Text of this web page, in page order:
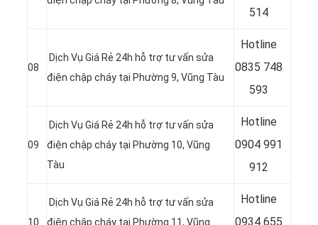
514
08
Dịch Vụ Giá Rẻ 24h hỗ trợ tư vấn sửa
điện chập cháy tại Phường 9, Vũng Tàu
Hotline
0835 748
593
09
Dịch Vụ Giá Rẻ 24h hỗ trợ tư vấn sửa
điện chập cháy tại Phường 10, Vũng
Tàu
Hotline
0904 991
912
10
Dịch Vụ Giá Rẻ 24h hỗ trợ tư vấn sửa
điện chập cháy tại Phường 11, Vũng
Hotline
0934 655